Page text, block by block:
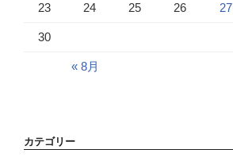
23 24 25 26 27
30
« 8月
カテゴリー